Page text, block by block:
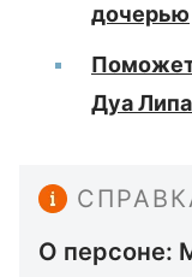
дочерью
Поможет
Дуа
О персоне: